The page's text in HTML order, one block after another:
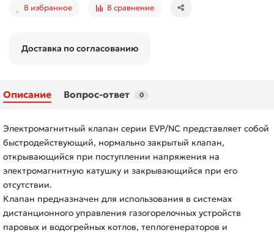
В избранное В сравнение
Доставка по согласованию
Описание Вопрос-ответ 0
Электромагнитный клапан серии EVP/NC представляет собой
быстродействующий, нормально закрытый клапан,
открывающийся при поступлении напряжения на
электромагнитную катушку и закрывающийся при его
отсутствии.
Клапан предназначен для использования в системах
дистанционного управления газогорелочных устройств
паровых и водогрейных котлов, теплогенераторов и